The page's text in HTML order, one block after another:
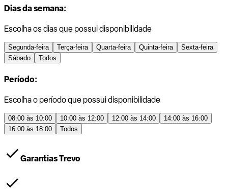
Dias da semana:
Escolha os dias que possui disponibilidade
Segunda-feira Terça-feira Quarta-feira Quinta-feira
Sexta-feira
Sábado
Todos
Período:
Escolha o período que possui disponibilidade
08:00 às 10:00 10:00 às 12:00 12:00 às 14:00
14:00 às 16:00
16:00 às 18:00
Todos
Garantias Trevo